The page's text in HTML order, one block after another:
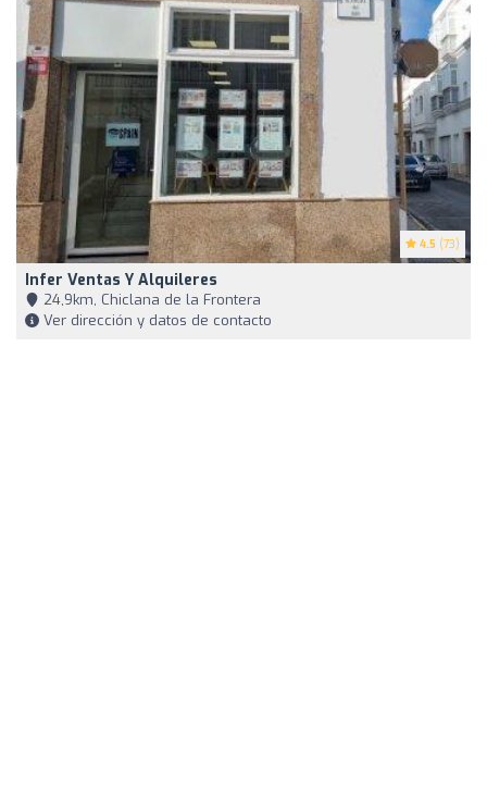
4.5 (73)
Infer Ventas Y Alquileres
24,9km, Chiclana de la Frontera
Ver dirección y datos de contacto